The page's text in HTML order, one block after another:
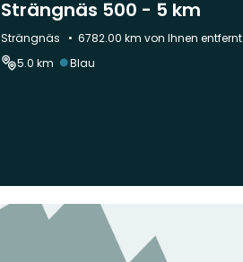
Strängnäs 500 - 5 km
Gemeinde:
Strängnäs
6782.00 km von Ihnen entfernt
5.0 km
Schwierigkeit:
Blau